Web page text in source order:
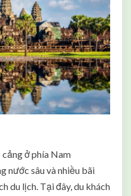
ở phía Nam
nước sâu và nhiều bãi
du lịch. Tại đây, du khách